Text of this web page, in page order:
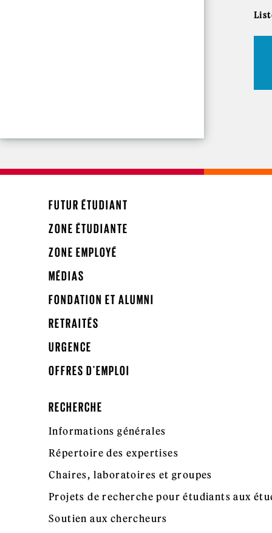
FUTUR ÉTUDIANT
ZONE ÉTUDIANTE
ZONE EMPLOYÉ
MÉDIAS
FONDATION ET ALUMNI
RETRAITÉS
URGENCE
OFFRES D'EMPLOI
RECHERCHE
Informations générales
Répertoire des expertises
Chaires, laboratoires et groupes
Projets de recherche pour étudiants aux
Soutien aux chercheurs